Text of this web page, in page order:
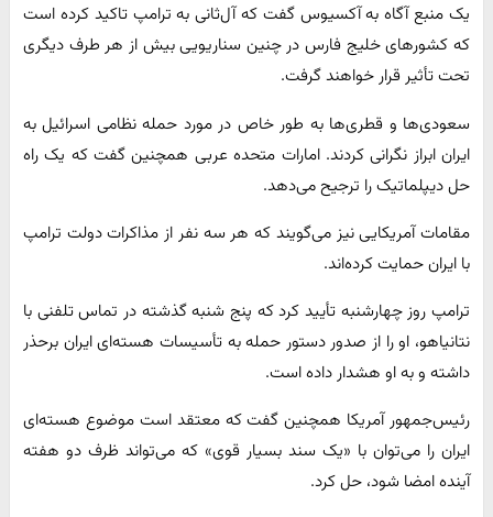
یک منبع آگاه به آکسیوس گفت که آل‌ثانی به ترامپ تاکید کرده است
که کشورهای خلیج فارس در چنین سناریویی بیش از هر طرف دیگری
تحت تأثیر قرار خواهند گرفت.
سعودی‌ها و قطری‌ها به طور خاص در مورد حمله نظامی اسرائیل به
ایران ابراز نگرانی کردند. امارات متحده عربی همچنین گفت که یک راه
حل دیپلماتیک را ترجیح می‌دهد.
مقامات آمریکایی نیز می‌گویند که هر سه نفر از مذاکرات دولت ترامپ
با ایران حمایت کرده‌اند.
ترامپ روز چهارشنبه تأیید کرد که پنج شنبه گذشته در تماس تلفنی با
نتانیاهو، او را از صدور دستور حمله به تأسیسات هسته‌ای ایران برحذر
داشته و به او هشدار داده است.
رئیس‌جمهور آمریکا همچنین گفت که معتقد است موضوع هسته‌ای
ایران را می‌توان با «یک سند بسیار قوی» که می‌تواند ظرف دو هفته
آینده امضا شود، حل کرد.